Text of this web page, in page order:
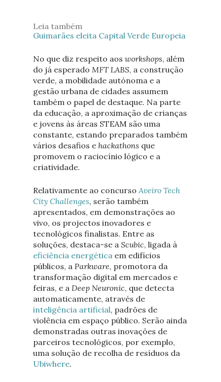
Leia também
Guimarães eleita Capital Verde Europeia
No que diz respeito aos workshops, além
do já esperado MFT LABS, a construção
verde, a mobilidade autónoma e a
gestão urbana de cidades assumem
também o papel de destaque. Na parte
da educação, a aproximação de crianças
e jovens às áreas STEAM são uma
constante, estando preparados também
vários desafios e hackathons que
promovem o raciocínio lógico e a
criatividade.
Relativamente ao concurso Aveiro Tech
City Challenges, serão também
apresentados, em demonstrações ao
vivo, os projectos inovadores e
tecnológicos finalistas. Entre as
soluções, destaca-se a Scubic, ligada à
eficiência energéticaem edifícios
públicos, a Parkware, promotora da
transformação digital em mercados e
feiras, e a Deep Neuronic, que detecta
automaticamente, através de
inteligência artificial, padrões de
violência em espaço público. Serão ainda
demonstradas outras inovações de
parceiros tecnológicos, por exemplo,
uma solução de recolha de resíduos da
Ubiwhere.